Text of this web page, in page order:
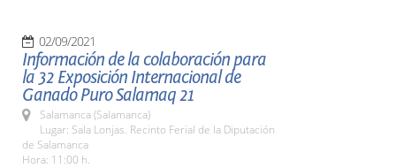
02/09/2021
Información de la colaboración para
la 32 Exposición Internacional de
Ganado Puro Salamaq 21
Salamanca (Salamanca)
Lugar: Sala Lonjas. Recinto Ferial de la Diputación
de Salamanca
Hora: 11:00 h.